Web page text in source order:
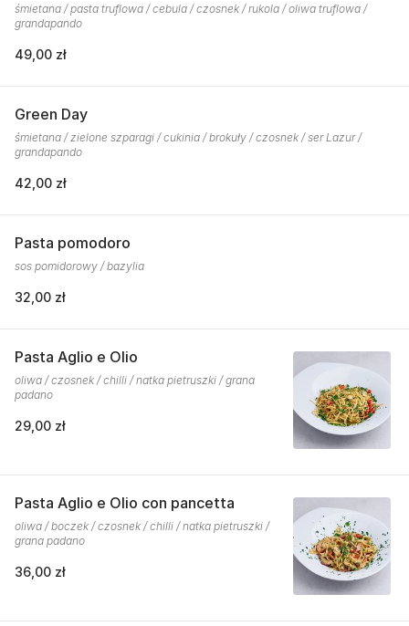
śmietana / pasta truflowa / cebula / czosnek / rukola / oliwa truflowa /
grandapando
49,00 zł
Green Day
śmietana / zielone szparagi / cukinia / brokuły / czosnek / ser Lazur /
grandapando
42,00 zł
Pasta pomodoro
sos pomidorowy / bazylia
32,00 zł
Pasta Aglio e Olio
oliwa / czosnek / chilli / natka pietruszki / grana
padano
29,00 zł
Pasta Aglio e Olio con pancetta
oliwa / boczek / czosnek / chilli / natka pietruszki /
grana padano
36,00 zł